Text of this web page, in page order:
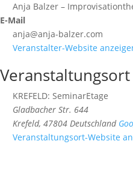
Anja Balzer –
E-Mail
anja@anja-balzer.com
Veranstalter-Website
Veranstaltungsort
KREFELD: SeminarEtage
Gladbacher Str. 644
Krefeld, 47804 Deutschland
Veranstaltungsort-Website